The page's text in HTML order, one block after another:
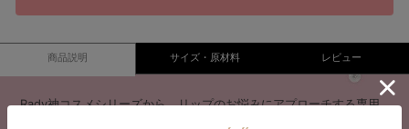
商品説明 サイズ・原材料 レビュー
Rady神コスメシリーズから、リップのお悩みにアプローチする専用